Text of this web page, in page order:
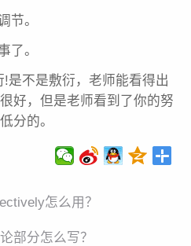
节。
了。
是不是敷衍，老师能看得出
好，但是老师看到了你的努
分的。
怎么用？
部分怎么写？